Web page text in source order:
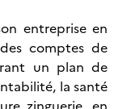
entreprise en
comptes de
un plan de
la santé